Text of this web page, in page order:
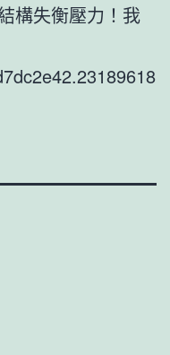
構失衡壓力！我